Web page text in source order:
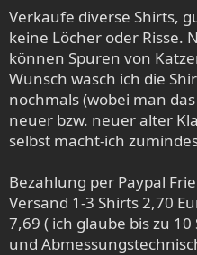
r
a
m
Verkaufe diverse Shirts,
keine Löcher oder Risse.
können Spuren von
Wunsch wasch ich die
nochmals (wobei man
neuer bzw. neuer alter
selbst macht-ich
Bezahlung per Paypal
Versand 1-3 Shirts 2,70
7,69 ( ich glaube bis zu
und